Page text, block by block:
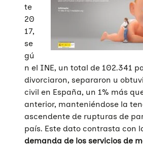
te
20
17,
se
gú
n el INE, un total de 102.341
divorciaron, separaron u
civil en España, un 1% más
anterior, manteniéndose la
ascendente de rupturas de
país. Este dato contrasta con
demanda de los servicios de